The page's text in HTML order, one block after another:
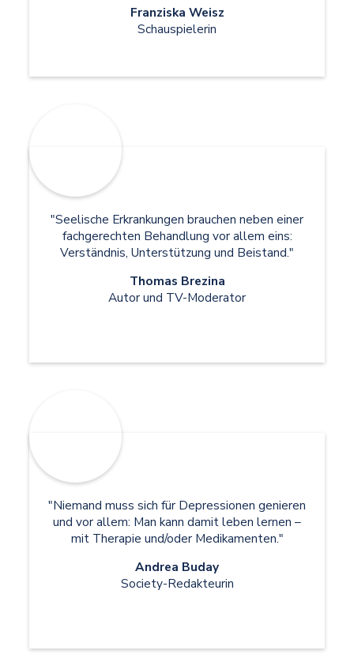
Franziska Weisz
Schauspielerin
"Seelische Erkrankungen brauchen neben einer
fachgerechten Behandlung vor allem eins:
Verständnis, Unterstützung und Beistand."
Thomas Brezina
Autor und TV-Moderator
"Niemand muss sich für Depressionen genieren
und vor allem: Man kann damit leben lernen –
mit Therapie und/oder Medikamenten."
Andrea Buday
Society-Redakteurin